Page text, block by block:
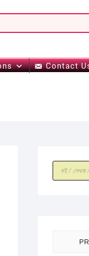
Contact
Products
search